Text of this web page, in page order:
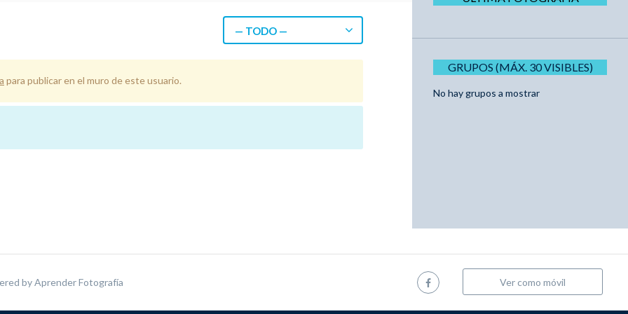
— TODO —
para publicar en el muro de este usuario.
GRUPOS (MÁX. 30 VISIBLES)
No hay grupos a mostrar
byAprender Fotografía